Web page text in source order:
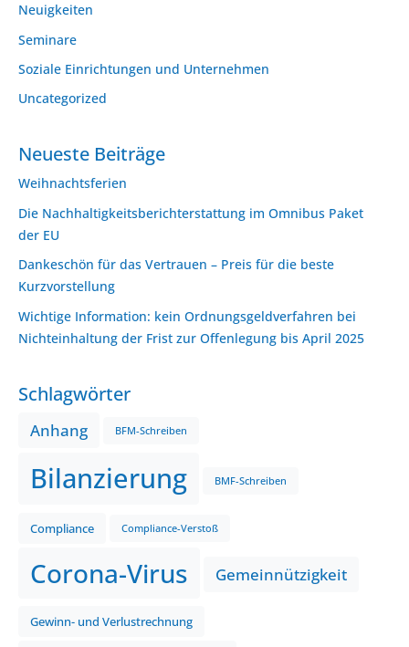
Neuigkeiten
Seminare
Soziale Einrichtungen und Unternehmen
Uncategorized
Neueste Beiträge
Weihnachtsferien
Die Nachhaltigkeitsberichterstattung im Omnibus Paket
der EU
Dankeschön für das Vertrauen – Preis für die beste
Kurzvorstellung
Wichtige Information: kein Ordnungsgeldverfahren bei
Nichteinhaltung der Frist zur Offenlegung bis April 2025
Schlagwörter
Anhang BFM-Schreiben
Bilanzierung BMF-Schreiben
Compliance Compliance-Verstoß
Corona-Virus Gemeinnützigkeit
Gewinn- und Verlustrechnung